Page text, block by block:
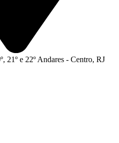
21º e 22º Andares - Centro, RJ